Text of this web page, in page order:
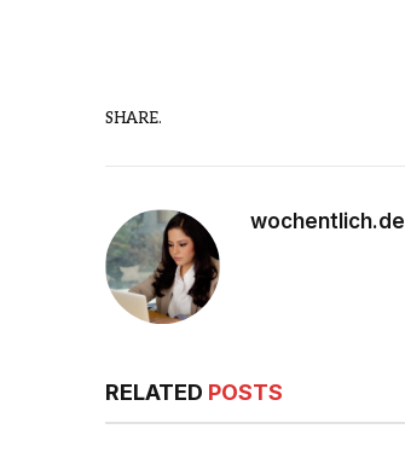
SHARE.
wochentlich.de
RELATED POSTS